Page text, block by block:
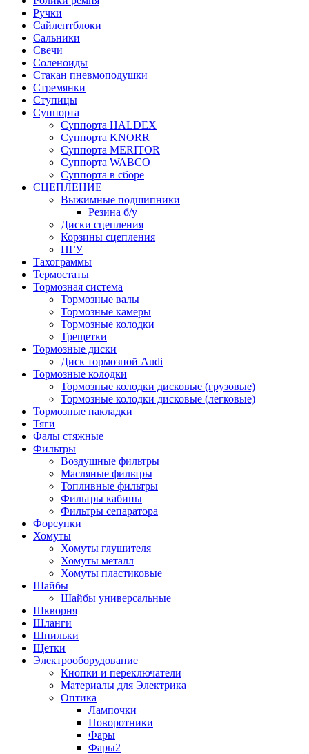
Ручки
Сайлентблоки
Сальники
Свечи
Соленоиды
Стакан пневмоподушки
Стремянки
Ступицы
Суппорта
Суппорта HALDEX
Суппорта KNORR
Суппорта MERITOR
Суппорта WABCO
Суппорта в сборе
СЦЕПЛЕНИЕ
Выжимные подшипники
Резина б/у
Диски сцепления
Корзины сцепления
ПГУ
Тахограммы
Термостаты
Тормозная система
Тормозные валы
Тормозные камеры
Тормозные колодки
Трещетки
Тормозные диски
Диск тормозной Audi
Тормозные колодки
Тормозные колодки дисковые (грузовые)
Тормозные колодки дисковые (легковые)
Тормозные накладки
Тяги
Фалы стяжные
Фильтры
Воздушные фильтры
Масляные фильтры
Топливные фильтры
Фильтры кабины
Фильтры сепаратора
Форсунки
Хомуты
Хомуты глушителя
Хомуты металл
Хомуты пластиковые
Шайбы
Шайбы универсальные
Шкворня
Шланги
Шпильки
Щетки
Электрооборудование
Кнопки и переключатели
Материалы для Электрика
Оптика
Лампочки
Поворотники
Фары
Фары2